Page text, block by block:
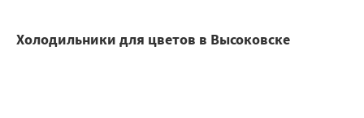
Холодильники для цветов в Высоковске